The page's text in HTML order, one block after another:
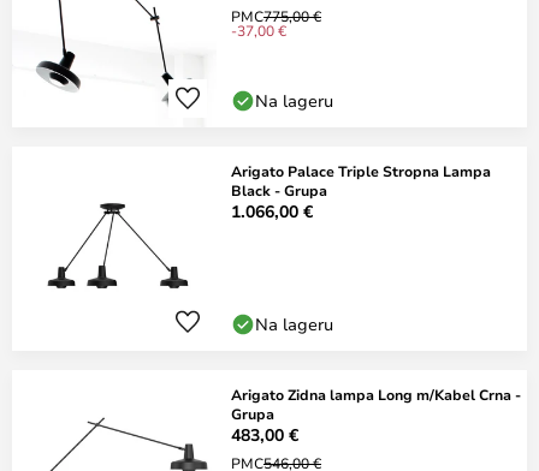
PMC775,00 €
-37,00 €
Na lageru
Arigato Palace Triple Stropna Lampa
Black - Grupa
1.066,00 €
Na lageru
Arigato Zidna lampa Long m/Kabel Crna -
Grupa
483,00 €
PMC546,00 €